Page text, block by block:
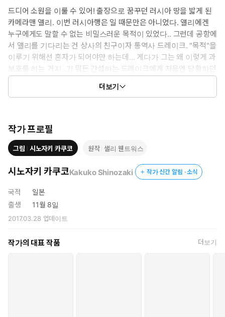
드디어 소원을 이룰 수 있어! 출장으로 꿈꾸던 러시아 땅을 밟게 된
카메라맨 앨리. 이번 러시아행은 일 때문만은 아니었다. 앨리에겐
누구에게도 말할 수 없는 비밀스러운 목적이 있었다.. 그런데 공항에
서 앨리를 기다리는 건 상사의 친구이자 통역사 드레이크. "목적"을
이루기 위해선 혼자가 되어야만 하는데... 게다가 그는 왜 이렇게 과
보호를 하는 거지...?! 뭐든 간섭하는 드레이크에게 처음엔 당황하던
앨리. 하지만, 냉정하게 뿌리치기엔 큰 키에 검은 머리를 한 드레이
더보기
작가 프로필
그림 시노자키 카쿠코 원작 샐리 웬트워스
시노자키 카쿠코Kakuko Shinozaki 작가 신간 알림 · 소식
국적
일본
출생
11월 8일
2017.03.28 업데이트
작가의 대표 작품 더보기